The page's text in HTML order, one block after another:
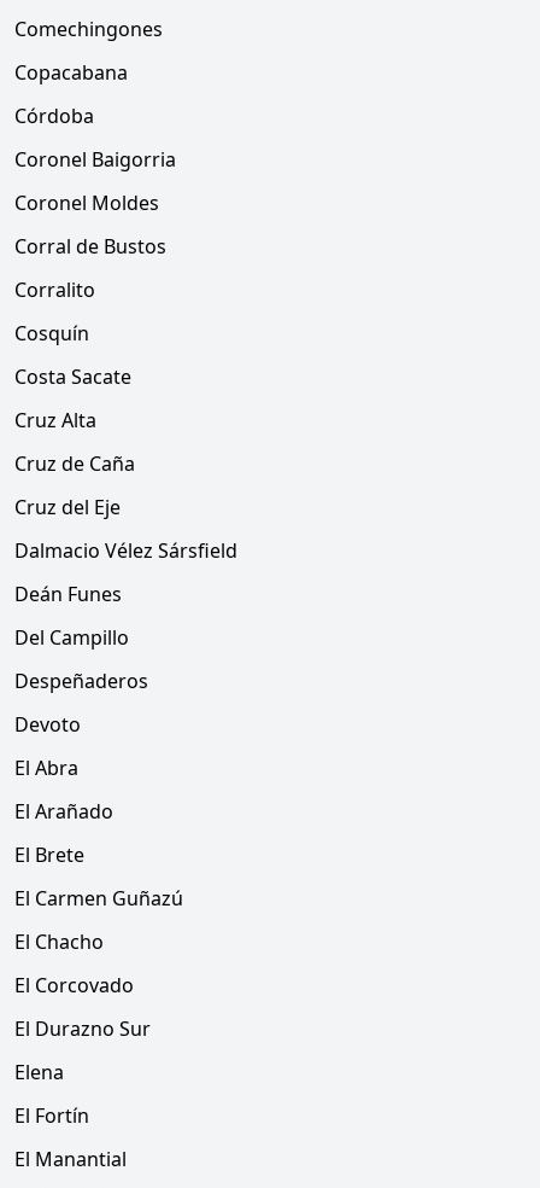
Comechingones
Copacabana
Córdoba
Coronel Baigorria
Coronel Moldes
Corral de Bustos
Corralito
Cosquín
Costa Sacate
Cruz Alta
Cruz de Caña
Cruz del Eje
Dalmacio Vélez Sársfield
Deán Funes
Del Campillo
Despeñaderos
Devoto
El Abra
El Arañado
El Brete
El Carmen Guñazú
El Chacho
El Corcovado
El Durazno Sur
Elena
El Fortín
El Manantial